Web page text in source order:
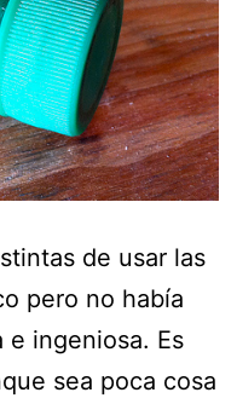
de usar las
pero no había
ingeniosa. Es
sea poca cosa